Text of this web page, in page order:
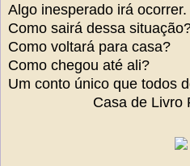
Algo inesperado irá ocorrer.
Como sairá dessa
Como voltará para casa?
Como chegou até ali?
Um conto único que todos
Casa de Livro